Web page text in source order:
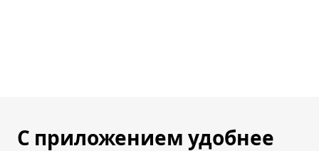
С приложением удобнее